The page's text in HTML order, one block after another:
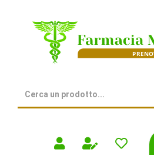
contenuto
Farmacia
Prodotto